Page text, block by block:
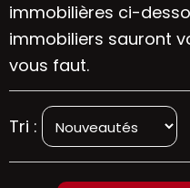
immobilières ci-
immobiliers sauront
vous faut.
Tri :